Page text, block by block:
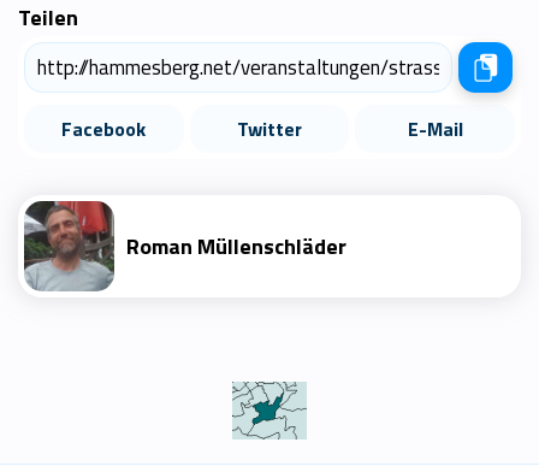
Teilen
Facebook Twitter E-Mail
Roman Müllenschläder